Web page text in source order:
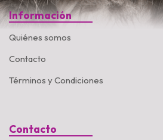
Información
Quiénes somos
Contacto
Términos y Condiciones
Contacto